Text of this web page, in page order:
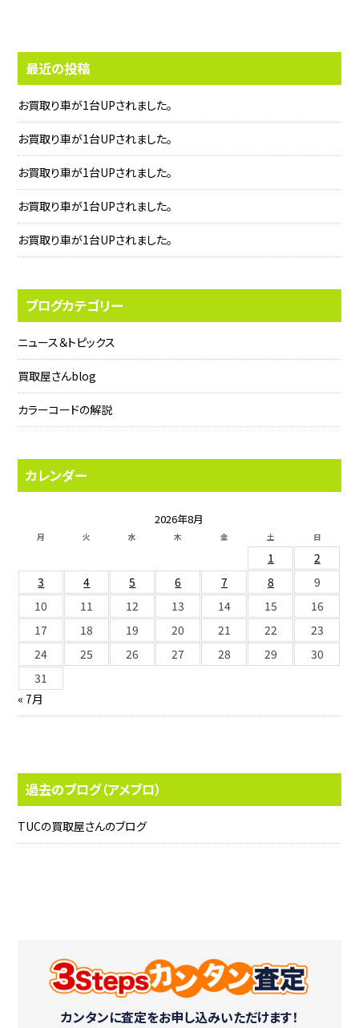
最近の投稿
お買取り車が1台UPされました。
お買取り車が1台UPされました。
お買取り車が1台UPされました。
お買取り車が1台UPされました。
お買取り車が1台UPされました。
ブログカテゴリー
ニュース＆トピックス
買取屋さんblog
カラーコードの解説
カレンダー
2026年8月
月 火 水 木 金 土 日
1
2
3
4 5 6 7 8
9
10
11 12 13 14 15
16
17
18 19 20 21 22
23
24
25 26 27 28 29
30
31
« 7月
過去のブログ（アメブロ）
TUCの買取屋さんのブログ
カンタンに査定をお申し込みいただけます！